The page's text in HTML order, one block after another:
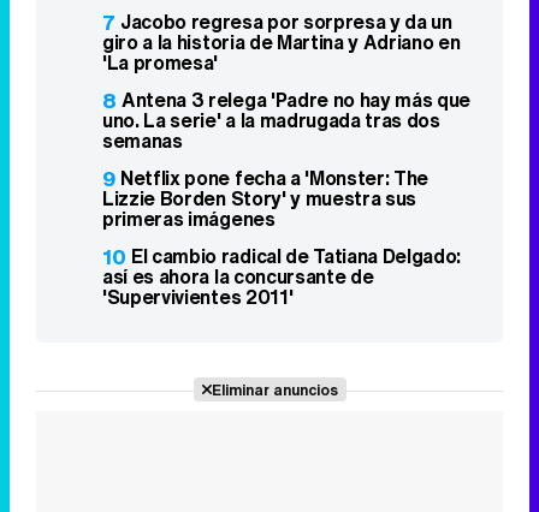
7 Jacobo regresa por sorpresa y da un
giro a la historia de Martina y Adriano en
'La promesa'
8 Antena 3 relega 'Padre no hay más que
uno. La serie' a la madrugada tras dos
semanas
9 Netflix pone fecha a 'Monster: The
Lizzie Borden Story' y muestra sus
primeras imágenes
10 El cambio radical de Tatiana Delgado:
así es ahora la concursante de
'Supervivientes 2011'
Eliminar anuncios